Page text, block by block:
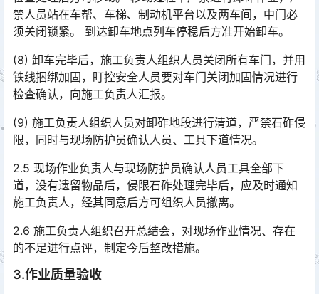
禁人员站在车帮、车梯、制动机平台以及两车间，中门必
须关闭锁紧。 到达卸车地点列车停稳后方准开始卸车。󠅅󠅃󠄵󠅂󠄪󠇖󠆨󠆨󠇕󠆞󠆒󠅬󠇘󠆭󠆘󠇙󠆝󠅵󠇗󠆭󠆁󠄐󠇗󠅹󠅸󠇖󠆍󠅳󠇖󠅹󠅰󠇖󠆌󠅹
(8) 卸车完毕后，施工负责人组织人员关闭所有车门，并用
铁线捆绑加固，盯控安全人员要对车门关闭加固情况进行
检查确认，向施工负责人汇报。
(9) 施工负责人组织人员对卸砟地段进行清道，严禁石砟侵
限，同时与现场防护员确认人员、工具下道情况。
2.5 现场作业负责人与现场防护员确认人员工具全部下
道，没有遗留物品后，侵限石砟处理完毕后，应及时通知
施工负责人，经其同意后方可组织人员撤离。
2.6 施工负责人组织召开总结会，对现场作业情况、存在
的不足进行点评，制定今后整改措施。
3.作业质量验收